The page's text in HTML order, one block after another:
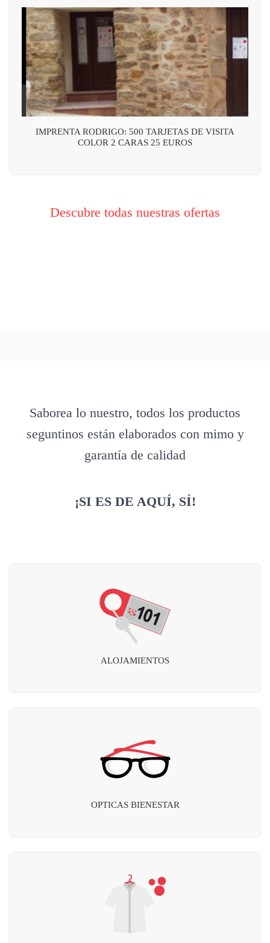
IMPRENTA RODRIGO: 500 TARJETAS DE VISITA
COLOR 2 CARAS 25 EUROS
Descubre todas nuestras ofertas
Saborea lo nuestro, todos los productos
seguntinos están elaborados con mimo y
garantía de calidad
¡SI ES DE AQUÍ, SÍ!
ALOJAMIENTOS
OPTICAS BIENESTAR